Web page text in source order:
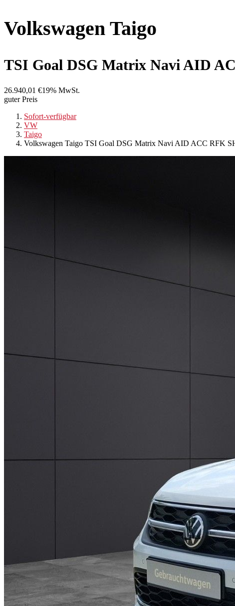
Volkswagen Taigo
TSI Goal DSG Matrix Navi AID
26.940,01 €19% MwSt.
guter Preis
Sofort-verfügbar
VW
Taigo
Volkswagen Taigo TSI Goal DSG Matrix Navi AID ACC RFK